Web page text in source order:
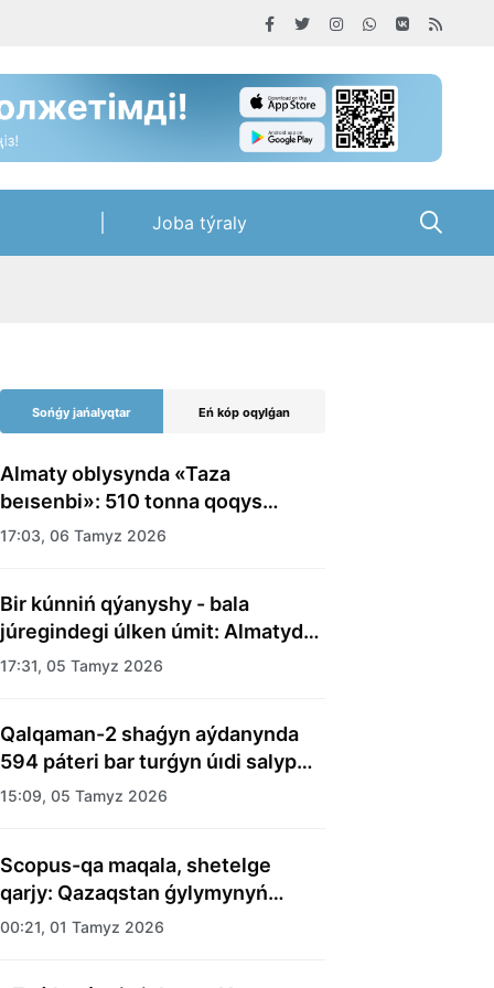
Joba týraly
Sońǵy jańalyqtar Eń kóp oqylǵan
Almaty oblysynda «Taza
beısenbi»: 510 tonna qoqys
shyǵaryldy
17:03, 06 Tamyz 2026
Bir kúnniń qýanyshy - bala
júregindegi úlken úmit: Almatyda
balalar úıiniń tárbıelenýshilerine
17:31, 05 Tamyz 2026
Qalqaman-2 shaǵyn aýdanynda
594 páteri bar turǵyn úıdi salyp
bitti
15:09, 05 Tamyz 2026
Scopus-qa maqala, shetelge
qarjy: Qazaqstan ǵylymynyń
esebi kimge kerek?
00:21, 01 Tamyz 2026